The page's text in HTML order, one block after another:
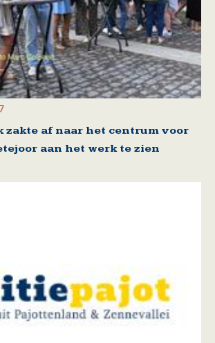
zakte af naar het centrum voor
aan het werk te zien